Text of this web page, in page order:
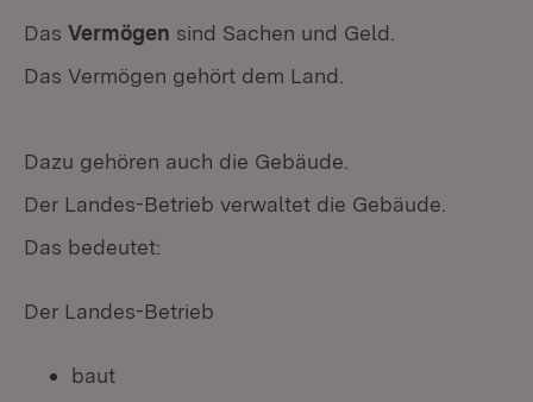
Das Vermögen sind Sachen und Geld.
Das Vermögen gehört dem Land.
Dazu gehören auch die Gebäude.
Der Landes-Betrieb verwaltet die Gebäude.
Das bedeutet:
Der Landes-Betrieb
baut